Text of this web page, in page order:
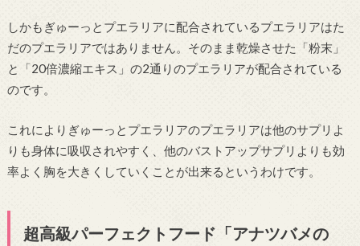
しかもぎゅーっとプエラリアに配合されているプエラリアはた
だのプエラリアではありません。そのまま乾燥させた「粉末」
と「20倍濃縮エキス」の2通りのプエラリアが配合されている
のです。
これによりぎゅーっとプエラリアのプエラリアは他のサプリよ
りも身体に吸収されやすく、他のバストアップサプリよりも効
率よく胸を大きくしていくことが出来るというわけです。
超高級パーフェクトフード「アナツバメの